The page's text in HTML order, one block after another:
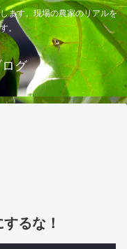
ます。現場の農家のリアルを
。
グ
るな！